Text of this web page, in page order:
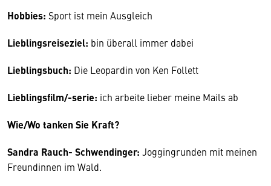
Hobbies: Sport ist mein Ausgleich
Lieblingsreiseziel: bin überall immer dabei
Lieblingsbuch: Die Leopardin von Ken Follett
Lieblingsfilm/-serie: ich arbeite lieber meine Mails ab
Wie/Wo tanken Sie Kraft?
Sandra Rauch- Schwendinger: Joggingrunden mit meinen
Freundinnen im Wald.